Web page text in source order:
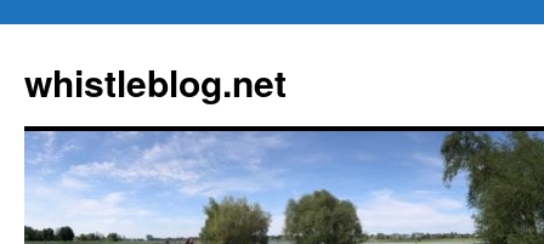
springen
whistleblog.net